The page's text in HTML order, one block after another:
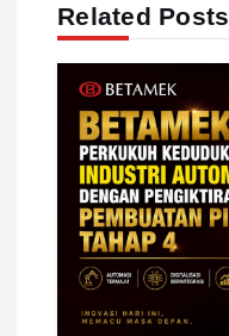
v
Related Posts